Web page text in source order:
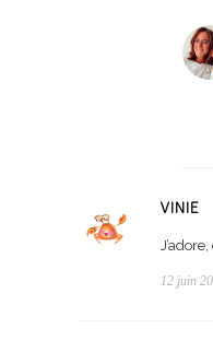
VINIE
12 juin